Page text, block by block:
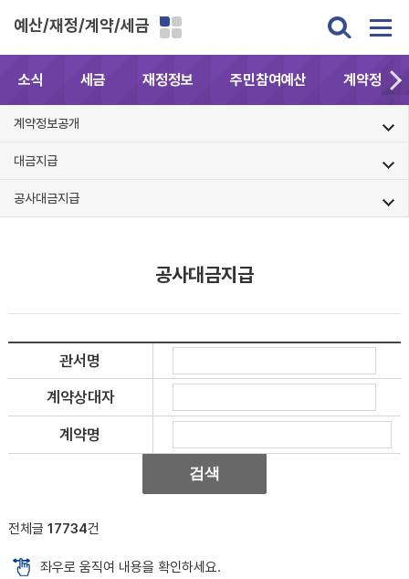
예산/재정/계약/세금
소식 세금 재정정보 주민참여예산 계약정보
계약정보공개
대금지급
공사대금지급
공사대금지급
관서명
계약상대자
계약명
전체글 17734건
좌우로 움직여 내용을 확인하세요.